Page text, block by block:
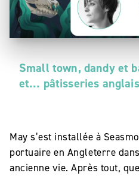
Small town, dandy et
et… pâtisseries
May s’est installée à
portuaire en Angleterre
ancienne vie. Après tout,